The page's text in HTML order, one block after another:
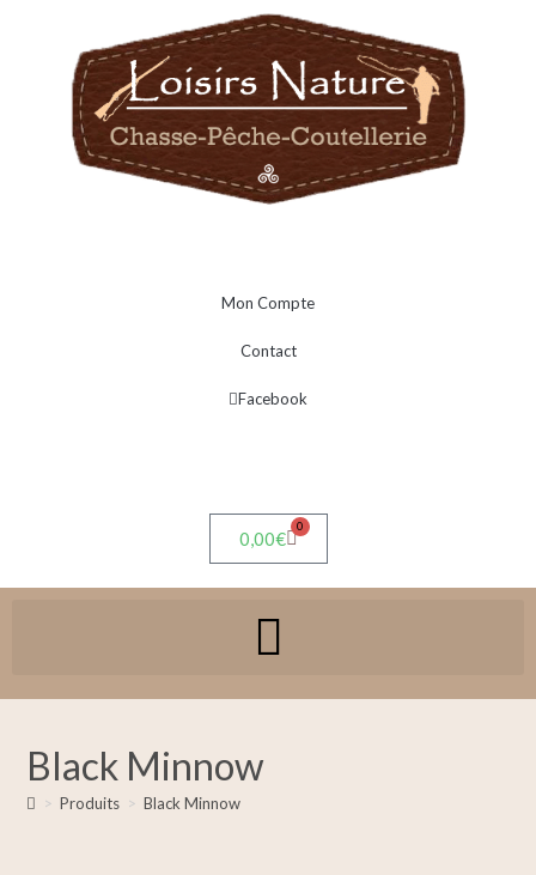
Mon Compte
Contact
Facebook
0,00€
0
Black Minnow
> Produits > Black Minnow